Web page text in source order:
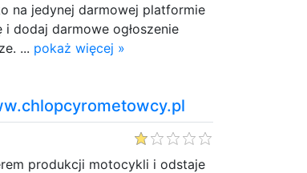
na jedynej darmowej platformie
i dodaj darmowe ogłoszenie
... pokaż więcej »
produkcji motocykli i odstaje